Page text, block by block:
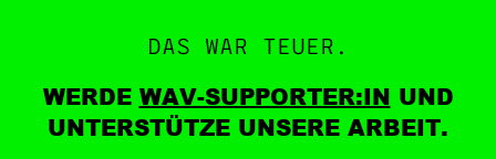
DAS WAR TEUER.
WERDE WAV-SUPPORTER:IN UND
UNTERSTÜTZE UNSERE ARBEIT.